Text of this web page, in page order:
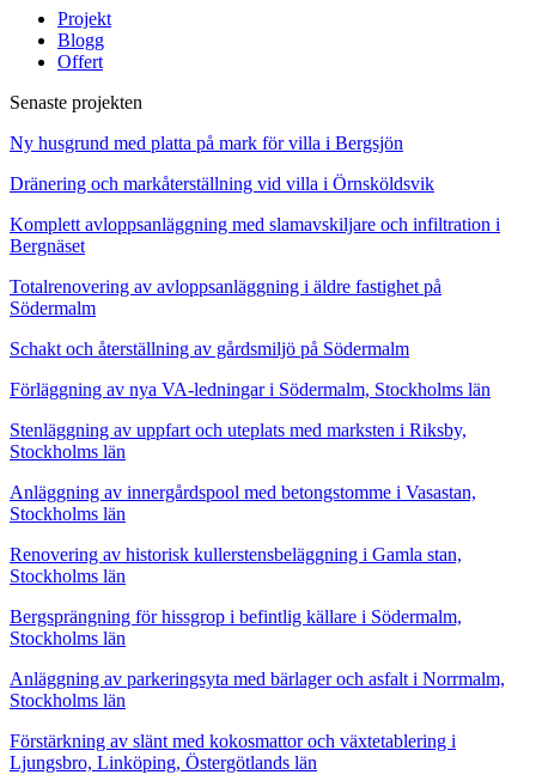
Projekt
Blogg
Offert
Senaste projekten
Ny husgrund med platta på mark för villa i Bergsjön
Dränering och markåterställning vid villa i Örnsköldsvik
Komplett avloppsanläggning med slamavskiljare och infiltration i
Bergnäset
Totalrenovering av avloppsanläggning i äldre fastighet på
Södermalm
Schakt och återställning av gårdsmiljö på Södermalm
Förläggning av nya VA-ledningar i Södermalm, Stockholms län
Stenläggning av uppfart och uteplats med marksten i Riksby,
Stockholms län
Anläggning av innergårdspool med betongstomme i Vasastan,
Stockholms län
Renovering av historisk kullerstensbeläggning i Gamla stan,
Stockholms län
Bergsprängning för hissgrop i befintlig källare i Södermalm,
Stockholms län
Anläggning av parkeringsyta med bärlager och asfalt i Norrmalm,
Stockholms län
Förstärkning av slänt med kokosmattor och växtetablering i
Ljungsbro, Linköping, Östergötlands län